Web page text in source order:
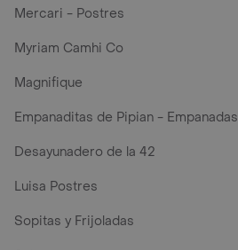
Mercari - Postres
Myriam Camhi Co
Magnifique
Empanaditas de Pipian - Empanadas
Desayunadero de la 42
Luisa Postres
Sopitas y Frijoladas